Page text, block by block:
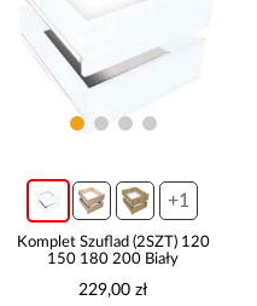
+1
Komplet Szuflad (2SZT) 120
150 180 200 Biały
229,00 zł